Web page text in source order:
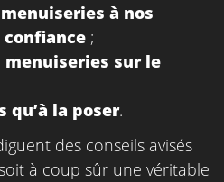
à nos
;
sur le
qu’à la poser.
des conseils avisés
à coup sûr une véritable